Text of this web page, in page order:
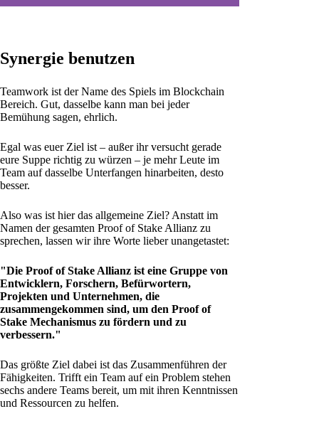
Synergie benutzen
Teamwork ist der Name des Spiels im Blockchain
Bereich. Gut, dasselbe kann man bei jeder
Bemühung sagen, ehrlich.
Egal was euer Ziel ist – außer ihr versucht gerade
eure Suppe richtig zu würzen – je mehr Leute im
Team auf dasselbe Unterfangen hinarbeiten, desto
besser.
Also was ist hier das allgemeine Ziel? Anstatt im
Namen der gesamten Proof of Stake Allianz zu
sprechen, lassen wir ihre Worte lieber unangetastet:
"Die Proof of Stake Allianz ist eine Gruppe von
Entwicklern, Forschern, Befürwortern,
Projekten und Unternehmen, die
zusammengekommen sind, um den Proof of
Stake Mechanismus zu fördern und zu
verbessern."
Das größte Ziel dabei ist das Zusammenführen der
Fähigkeiten. Trifft ein Team auf ein Problem stehen
sechs andere Teams bereit, um mit ihren Kenntnissen
und Ressourcen zu helfen.